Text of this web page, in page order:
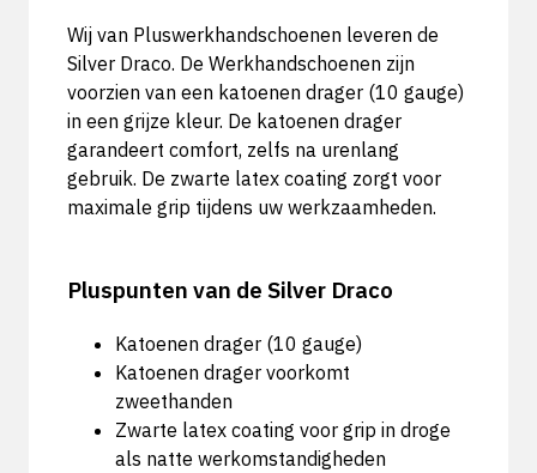
Wij van Pluswerkhandschoenen leveren de
Silver Draco. De Werkhandschoenen zijn
voorzien van een katoenen drager (10 gauge)
in een grijze kleur. De katoenen drager
garandeert comfort, zelfs na urenlang
gebruik. De zwarte latex coating zorgt voor
maximale grip tijdens uw werkzaamheden.
Pluspunten van de Silver Draco
Katoenen drager (10 gauge)
Katoenen drager voorkomt
zweethanden
Zwarte latex coating voor grip in droge
als natte werkomstandigheden